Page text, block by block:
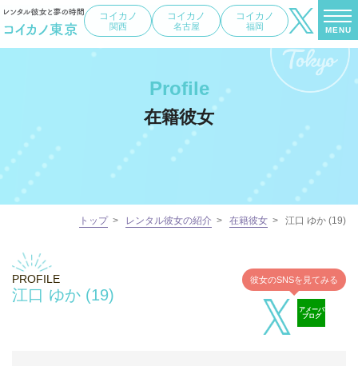
MENU
コイカノ
関西
コイカノ
名古屋
コイカノ
福岡
Profile
在籍彼女
トップ> レンタル彼女の紹介 > 在籍彼女 > 江口 ゆか (19)
PROFILE
江口 ゆか (19)
彼女のSNSを見てみる
アメーバ
ブログ